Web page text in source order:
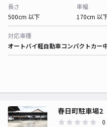
長さ
500cm 以下
車幅
170cm 以
対応車種
オートバイ軽自動車コンパクトカー
春日町駐車場2
0